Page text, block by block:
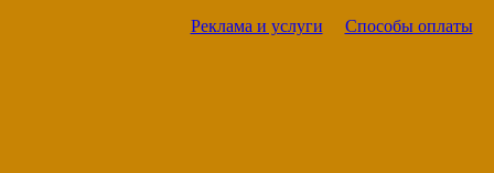
Реклама и услуги Способы оплаты